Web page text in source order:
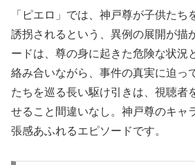
「ピエロ」では、神戸尊が子供たち
誘拐されるという、異例の展開が描
ードは、尊の身に起きた危険な状況
絡み合いながら、事件の真実に迫っ
たちを巡る長い駆け引きは、視聴者
せること間違いなし。神戸尊のキャ
張感あふれるエピソードです。